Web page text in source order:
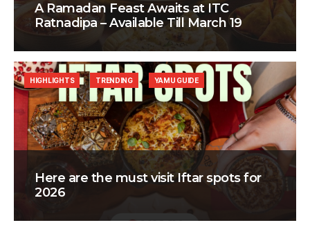
A Ramadan Feast Awaits at ITC
Ratnadipa – Available Till March 19
Here are the must visit Iftar spots for
2026
HIGHLIGHTS TRENDING YAMU GUIDE